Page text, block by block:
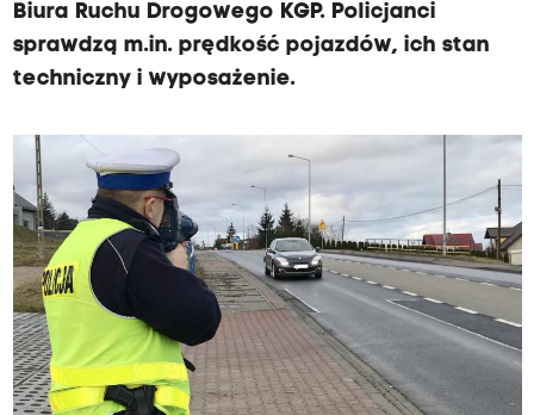
Biura Ruchu Drogowego KGP. Policjanci
sprawdzą m.in. prędkość pojazdów, ich stan
techniczny i wyposażenie.